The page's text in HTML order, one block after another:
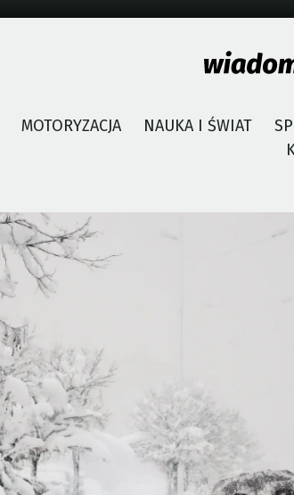
MOTORYZACJA NAUKA I ŚWIAT